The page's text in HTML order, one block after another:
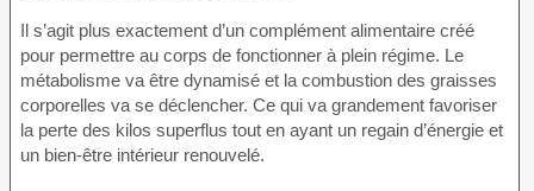
Il s’agit plus exactement d’un complément alimentaire créé
pour permettre au corps de fonctionner à plein régime. Le
métabolisme va être dynamisé et la combustion des graisses
corporelles va se déclencher. Ce qui va grandement favoriser
la perte des kilos superflus tout en ayant un regain d’énergie et
un bien-être intérieur renouvelé.